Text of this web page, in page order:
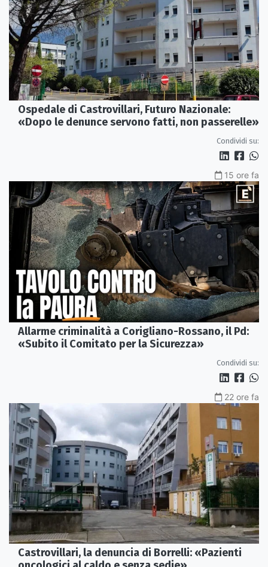
Ospedale di Castrovillari, Futuro Nazionale:
«Dopo le denunce servono fatti, non passerelle»
Condividi su:
15 ore fa
Allarme criminalità a Corigliano-Rossano, il Pd:
«Subito il Comitato per la Sicurezza»
Condividi su:
22 ore fa
Castrovillari, la denuncia di Borrelli: «Pazienti